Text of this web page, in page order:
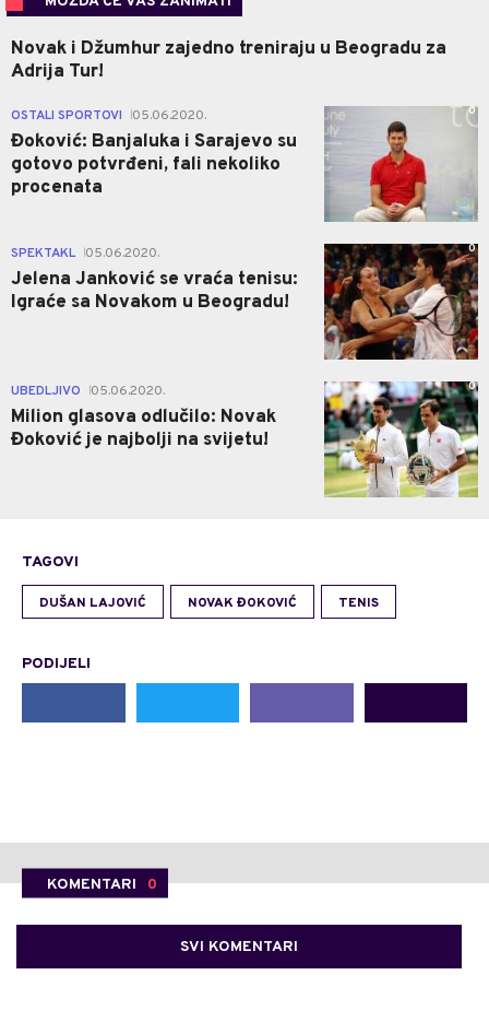
Novak i Džumhur zajedno treniraju u Beogradu za
Adrija Tur!
OSTALI SPORTOVI 05.06.2020.
Đoković: Banjaluka i Sarajevo su
gotovo potvrđeni, fali nekoliko
procenata
0
SPEKTAKL 05.06.2020.
Jelena Janković se vraća tenisu:
Igraće sa Novakom u Beogradu!
0
UBEDLJIVO 05.06.2020.
Milion glasova odlučilo: Novak
Đoković je najbolji na svijetu!
0
TAGOVI
DUŠAN LAJOVIĆ NOVAK ĐOKOVIĆ TENIS
PODIJELI
KOMENTARI 0
SVI KOMENTARI